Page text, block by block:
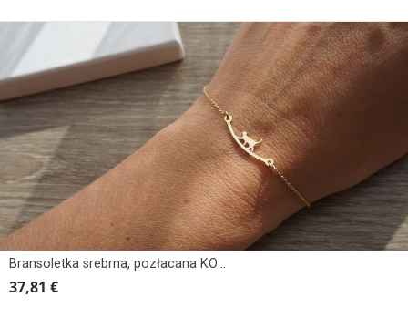
Bransoletka srebrna, pozłacana KOT NA GAŁĄZCE
37,81 €